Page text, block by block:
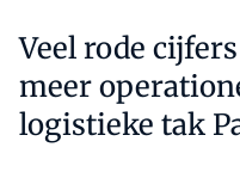
Veel rode
meer
logistieke tak